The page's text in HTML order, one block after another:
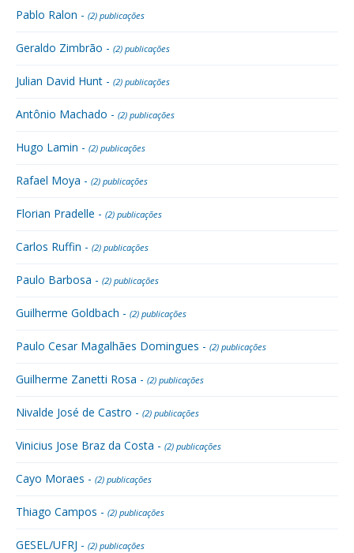
Pablo Ralon - (2) publicações
Geraldo Zimbrão - (2) publicações
Julian David Hunt - (2) publicações
Antônio Machado - (2) publicações
Hugo Lamin - (2) publicações
Rafael Moya - (2) publicações
Florian Pradelle - (2) publicações
Carlos Ruffin - (2) publicações
Paulo Barbosa - (2) publicações
Guilherme Goldbach - (2) publicações
Paulo Cesar Magalhães Domingues - (2) publicações
Guilherme Zanetti Rosa - (2) publicações
Nivalde José de Castro - (2) publicações
Vinicius Jose Braz da Costa - (2) publicações
Cayo Moraes - (2) publicações
Thiago Campos - (2) publicações
GESEL/UFRJ - (2) publicações